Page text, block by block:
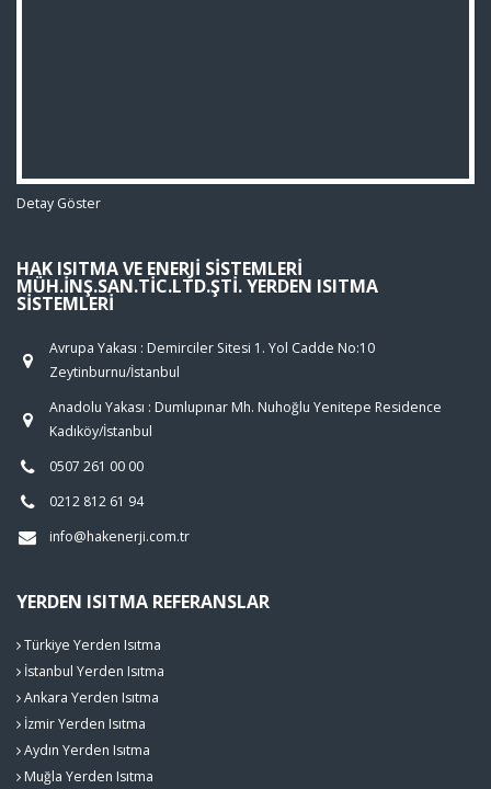
Detay Göster
HAK ISITMA VE ENERJI SISTEMLERI
MÜH.İNŞ.SAN.TIC.LTD.ŞTI. YERDEN ISITMA
SISTEMLERI
Avrupa Yakası : Demirciler Sitesi 1. Yol Cadde No:10
Zeytinburnu/İstanbul
Anadolu Yakası : Dumlupınar Mh. Nuhoğlu Yenitepe Residence
Kadıköy/İstanbul
0507 261 00 00
0212 812 61 94
info@hakenerji.com.tr
YERDEN ISITMA REFERANSLAR
Türkiye Yerden Isıtma
İstanbul Yerden Isıtma
Ankara Yerden Isıtma
İzmir Yerden Isıtma
Aydın Yerden Isıtma
Muğla Yerden Isıtma